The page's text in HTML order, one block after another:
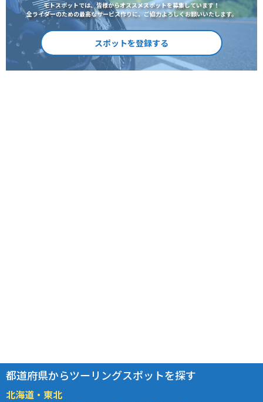
モトスポットでは、皆様からオススメスポットを募集しています！
全ライダーのための最高なサービス作りに、ご協力よろしくお願いいたします。
スポットを登録する
都道府県からツーリングスポットを探す
北海道・東北